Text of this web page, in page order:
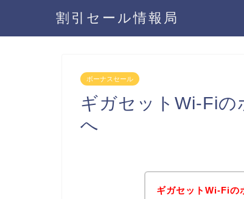
割引セール情報局
ボーナスセール
ギガセットWi-Fiの
へ
ギガセットWi-Fiの